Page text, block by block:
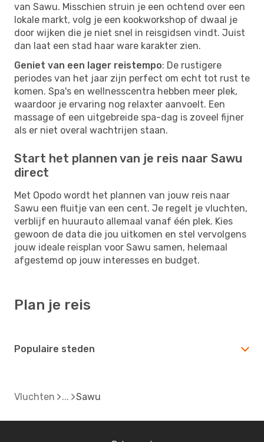
van Sawu. Misschien struin je een ochtend over een
lokale markt, volg je een kookworkshop of dwaal je
door wijken die je niet snel in reisgidsen vindt. Juist
dan laat een stad haar ware karakter zien.
Geniet van een lager reistempo: De rustigere
periodes van het jaar zijn perfect om echt tot rust te
komen. Spa's en wellnesscentra hebben meer plek,
waardoor je ervaring nog relaxter aanvoelt. Een
massage of een uitgebreide spa-dag is zoveel fijner
als er niet overal wachtrijen staan.
Start het plannen van je reis naar Sawu
direct
Met Opodo wordt het plannen van jouw reis naar
Sawu een fluitje van een cent. Je regelt je vluchten,
verblijf en huurauto allemaal vanaf één plek. Kies
gewoon de data die jou uitkomen en stel vervolgens
jouw ideale reisplan voor Sawu samen, helemaal
afgestemd op jouw interesses en budget.
Plan je reis
Populaire steden
Vluchten Sawu